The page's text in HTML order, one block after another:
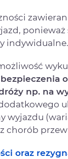
ponieważ
indywidualne.
np. na
wyjazdu
chorób
oraz